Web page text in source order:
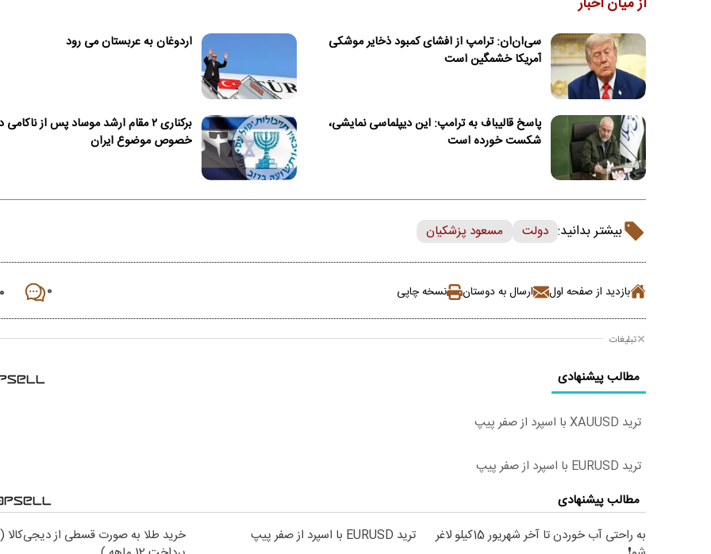
سی‌ان‌ان: ترامپ از افشای کمبود ذخایر موشکی
آمریکا خشمگین است
اردوغان به عربستان می رود
پاسخ قالیباف به ترامپ: این دیپلماسی نمایشی،
شکست خورده است
برکناری ۲ مقام ارشد موساد پس از ناکامی
خصوص موضوع ایران
بیشتر بدانید: دولت مسعود پزشکیان
بازدید از صفحه اول ارسال به دوستان نسخه چاپی ۰ ۰
تبلیغات
مطالب پیشنهادی
ترید XAUUSD با اسپرد از صفر پیپ
ترید EURUSD با اسپرد از صفر پیپ
مطالب پیشنهادی
به راحتی آب خوردن تا آخر شهریور 15کیلو لاغر
ترید EURUSD با اسپرد از صفر پیپ
خرید طلا به صورت قسطی از دیجی‌کالا (